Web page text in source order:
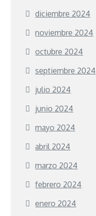
diciembre 2024
noviembre 2024
octubre 2024
septiembre 2024
julio 2024
junio 2024
mayo 2024
abril 2024
marzo 2024
febrero 2024
enero 2024